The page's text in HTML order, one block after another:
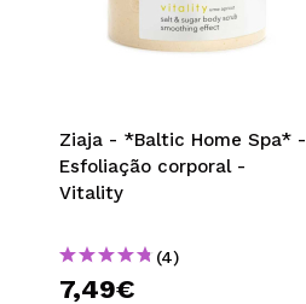
Ziaja - *Baltic Home Spa* -
Esfoliação corporal -
Vitality
(4)
7,49€